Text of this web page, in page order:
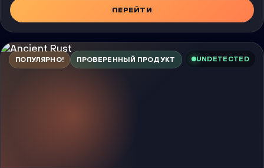
ПЕРЕЙТИ
ПОПУЛЯРНО! ПРОВЕРЕННЫЙ ПРОДУКТ UNDETECTED